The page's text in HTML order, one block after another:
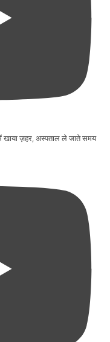
खाया ज़हर, अस्पताल ले जाते समय